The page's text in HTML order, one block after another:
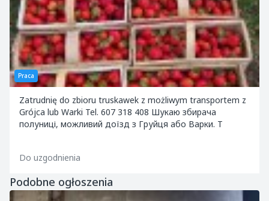
Praca
Zatrudnię do zbioru truskawek z możliwym transportem z
Grójca lub Warki Tel. 607 318 408 Шукаю збирача
полуниці, можливий доїзд з Груйця або Варки. Т
Do uzgodnienia
Podobne ogłoszenia